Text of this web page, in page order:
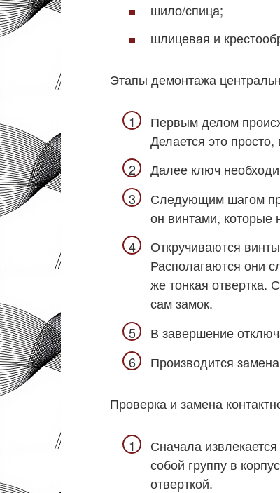
шило/спица;
шлицевая и
Этапы демонтажа
Первым делом
Делается это
Далее ключ
Следующим шагом
он винтами, которые
Откручиваются
Располагаются они
же тонкая отвертка.
сам замок.
В завершение
Производится
Проверка и замена
Сначала
собой группу в
отверткой.